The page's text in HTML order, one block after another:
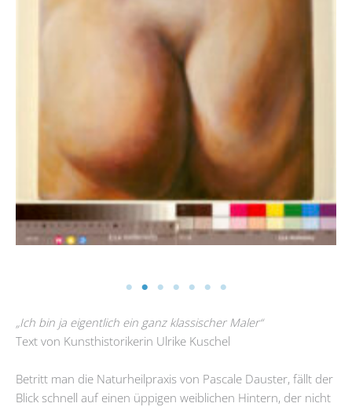
„Ich bin ja eigentlich ein ganz klassischer Maler“
Text von Kunsthistorikerin Ulrike Kuschel
Betritt man die Naturheilpraxis von Pascale Dauster, fällt der
Blick schnell auf einen üppigen weiblichen Hintern, der nicht